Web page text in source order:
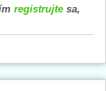
registrujte sa,